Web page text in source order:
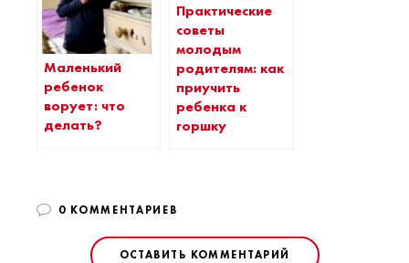
Маленький
ребенок
ворует: что
делать?
Практические
советы
молодым
родителям: как
приучить
ребенка к
горшку
0 КОММЕНТАРИЕВ
ОСТАВИТЬ КОММЕНТАРИЙ